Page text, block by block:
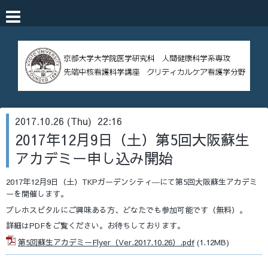
2017.10.26 (Thu) 22:16
2017年12月9日（土）第5回大阪蘇生
アカデミー申し込み開始
2017年12月9日（土）TKPガーデンシティ―にて第5回大阪蘇生アカデミ
ーを開催します。
プレホスピタルにご興味ある方、どなたでも参加可能です（無料）。
詳細はPDFをご覧ください。お待ちしております。
第5回蘇生アカデミーFlyer（Ver.2017.10.26）.pdf (1.12MB)